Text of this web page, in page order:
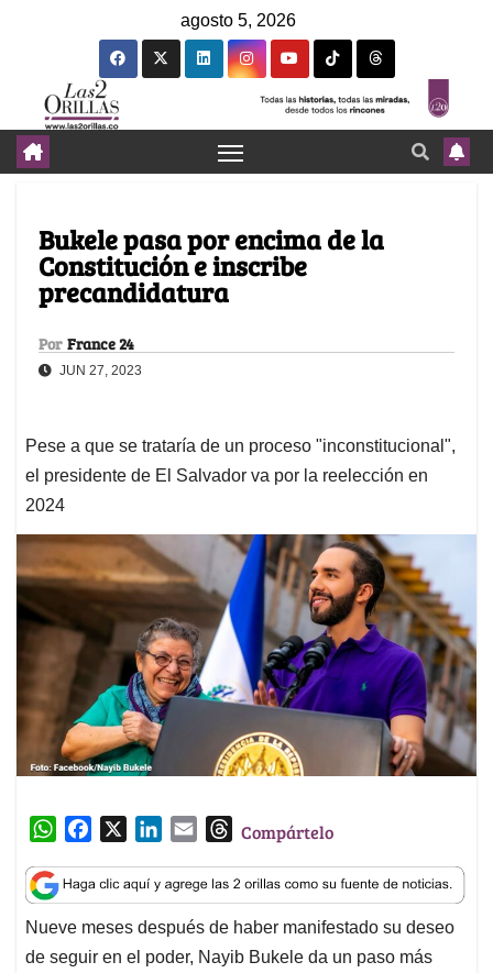
agosto 5, 2026
Bukele pasa por encima de la
Constitución e inscribe
precandidatura
Por France 24
JUN 27, 2023
Pese a que se trataría de un proceso "inconstitucional",
el presidente de El Salvador va por la reelección en
2024
W
a
t
s
A
c
e
b
o
n
k
e
d
a
i
l
T
r
e
a
d
Compártelo
Nueve meses después de haber manifestado su deseo
de seguir en el poder, Nayib Bukele da un paso más